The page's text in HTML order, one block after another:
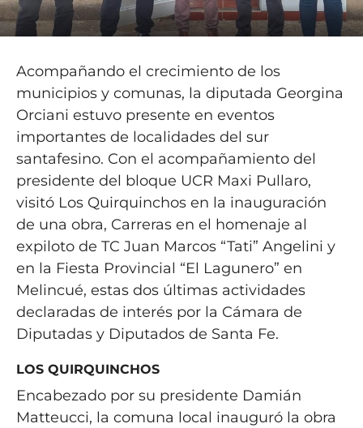
Acompañando el crecimiento de los
municipios y comunas, la diputada Georgina
Orciani estuvo presente en eventos
importantes de localidades del sur
santafesino. Con el acompañamiento del
presidente del bloque UCR Maxi Pullaro,
visitó Los Quirquinchos en la inauguración
de una obra, Carreras en el homenaje al
expiloto de TC Juan Marcos “Tati” Angelini y
en la Fiesta Provincial “El Lagunero” en
Melincué, estas dos últimas actividades
declaradas de interés por la Cámara de
Diputadas y Diputados de Santa Fe.
LOS QUIRQUINCHOS
Encabezado por su presidente Damián
Matteucci, la comuna local inauguró la obra